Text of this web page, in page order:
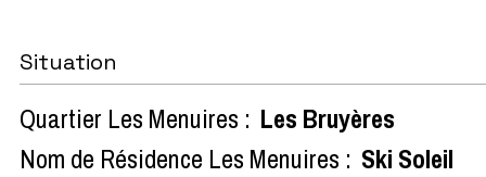
Situation
Quartier Les Menuires : Les Bruyères
Nom de Résidence Les Menuires : Ski Soleil